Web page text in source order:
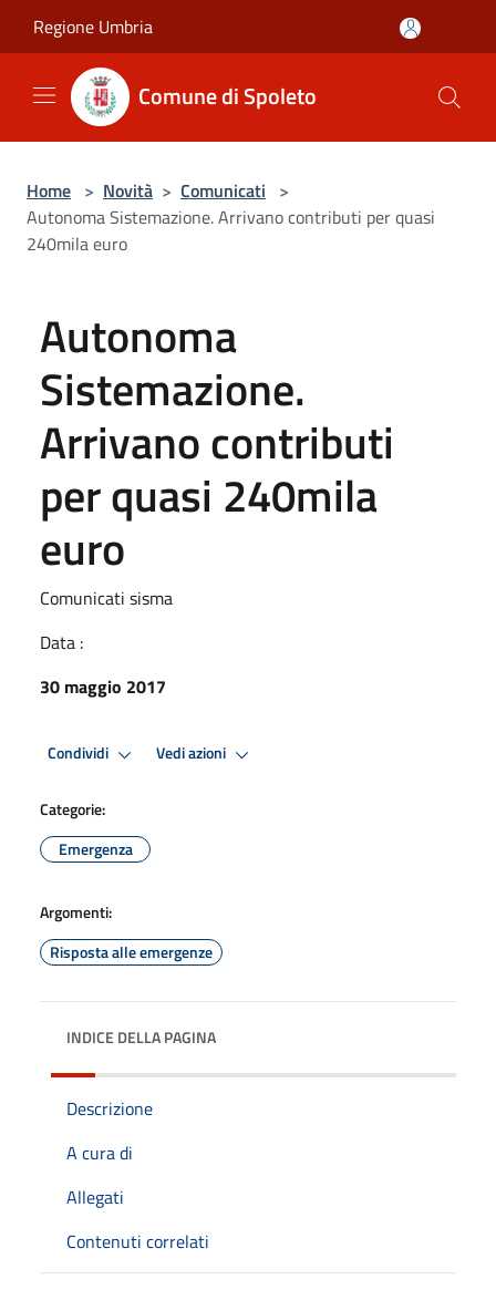
Regione Umbria
Comune di Spoleto
Home > Novità > Comunicati >
Autonoma Sistemazione. Arrivano contributi per quasi
240mila euro
Autonoma
Sistemazione.
Arrivano contributi
per quasi 240mila
euro
Comunicati sisma
Data :
30 maggio 2017
Condividi Vedi azioni
Categorie:
Emergenza
Argomenti:
Risposta alle emergenze
INDICE DELLA PAGINA
Descrizione
A cura di
Allegati
Contenuti correlati